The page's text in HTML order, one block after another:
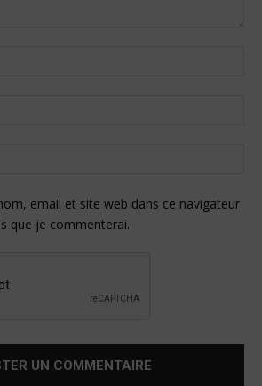
email et site web dans ce navigateur
que je commenterai.